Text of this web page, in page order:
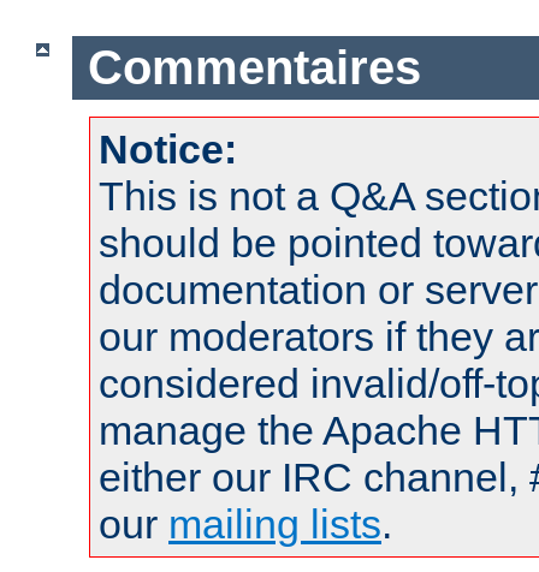
Commentaires
Notice:
This is not a Q&A
should be pointed
documentation or
our moderators if they
considered invalid/off-
manage the Apache
either our IRC channel,
our mailing lists.